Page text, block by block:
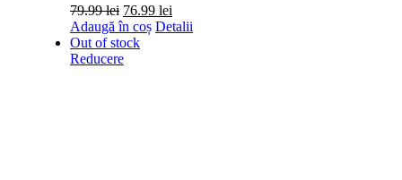
79.99lei Prețul
inițial
a
fost:
76.99 leiPrețul
curent
Adaugă în coș Detalii
Out of stock
Reducere